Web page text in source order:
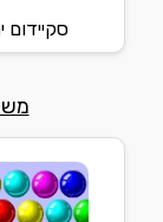
סקיידום